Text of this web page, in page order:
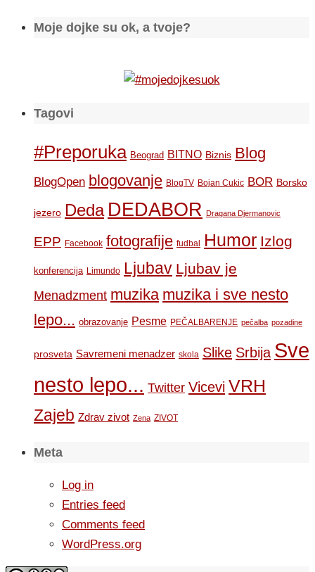
Moje dojke su ok, a tvoje?
Tagovi
#Preporuka Beograd BITNO Biznis Blog
BlogOpen blogovanje BlogTV Bojan Cukic BOR Borsko
jezero Deda DEDABOR Dragana Djermanovic
EPP Facebook fotografije fudbal Humor Izlog
konferencija Limundo Ljubav Ljubav je
Menadzment muzika muzika i sve nesto
lepo... obrazovanje Pesme PEČALBARENJE pečalba pozadine
prosveta Savremeni menadzer skola Slike Srbija Sve
nesto lepo... Twitter Vicevi VRH
Zajeb Zdrav zivot Zena ZIVOT
Meta
Log in
Entries feed
Comments feed
WordPress.org